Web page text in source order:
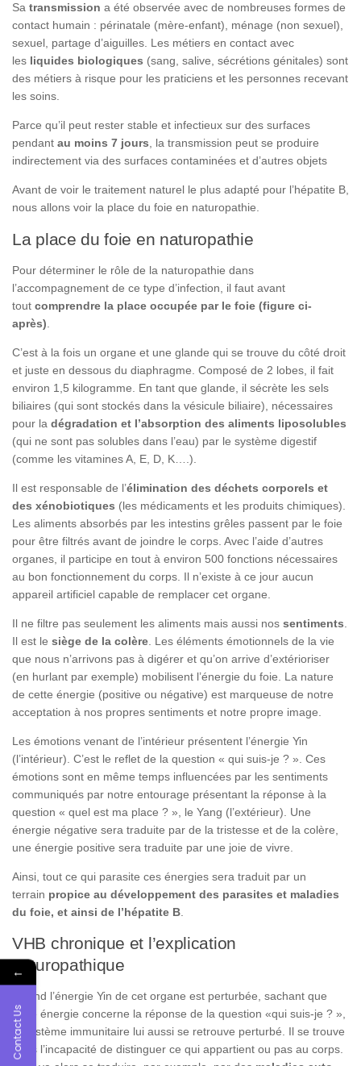
Sa transmission a été observée avec de nombreuses formes de
contact humain : périnatale (mère-enfant), ménage (non sexuel),
sexuel, partage d’aiguilles. Les métiers en contact avec
les liquides biologiques (sang, salive, sécrétions génitales) sont
des métiers à risque pour les praticiens et les personnes recevant
les soins.
Parce qu’il peut rester stable et infectieux sur des surfaces
pendant au moins 7 jours, la transmission peut se produire
indirectement via des surfaces contaminées et d’autres objets
Avant de voir le traitement naturel le plus adapté pour l’hépatite B,
nous allons voir la place du foie en naturopathie.
La place du foie en naturopathie
Pour déterminer le rôle de la naturopathie dans
l’accompagnement de ce type d’infection, il faut avant
tout comprendre la place occupée par le foie (figure ci-
après)
C’est à la fois un organe et une glande qui se trouve du côté droit
et juste en dessous du diaphragme. Composé de 2 lobes, il fait
environ 1,5 kilogramme. En tant que glande, il sécrète les sels
biliaires (qui sont stockés dans la vésicule biliaire), nécessaires
pour la dégradation et l’absorption des aliments liposolubles
(qui ne sont pas solubles dans l’eau) par le système digestif
(comme les vitamines A, E, D, K….).
Il est responsable de l’élimination des déchets corporels et
des xénobiotiques (les médicaments et les produits chimiques).
Les aliments absorbés par les intestins grêles passent par le foie
pour être filtrés avant de joindre le corps. Avec l’aide d’autres
organes, il participe en tout à environ 500 fonctions nécessaires
au bon fonctionnement du corps. Il n’existe à ce jour aucun
appareil artificiel capable de remplacer cet organe.
Il ne filtre pas seulement les aliments mais aussi nos sentiments
Il est le siège de la colère . Les éléments émotionnels de la vie
que nous n’arrivons pas à digérer et qu’on arrive d’extérioriser
(en hurlant par exemple) mobilisent l’énergie du foie. La nature
de cette énergie (positive ou négative) est marqueuse de notre
acceptation à nos propres sentiments et notre propre image.
Les émotions venant de l’intérieur présentent l’énergie Yin
(l’intérieur). C’est le reflet de la question « qui suis-je ? ». Ces
émotions sont en même temps influencées par les sentiments
communiqués par notre entourage présentant la réponse à la
question « quel est ma place ? », le Yang (l’extérieur). Une
énergie négative sera traduite par de la tristesse et de la colère,
une énergie positive sera traduite par une joie de vivre.
Ainsi, tout ce qui parasite ces énergies sera traduit par un
terrain propice au développement des parasites et maladies
du foie, et ainsi de l’hépatite B
VHB chronique et l’explication
naturopathique
Quand l’énergie Yin de cet organe est perturbée, sachant que
cette énergie concerne la réponse de la question «qui suis-je ? »,
le système immunitaire lui aussi se retrouve perturbé. Il se trouve
dans l’incapacité de distinguer ce qui appartient ou pas au corps.
←
Contact Us